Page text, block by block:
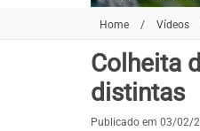
Home / Vídeos
Colheita
distintas
Publicado em 03/02/